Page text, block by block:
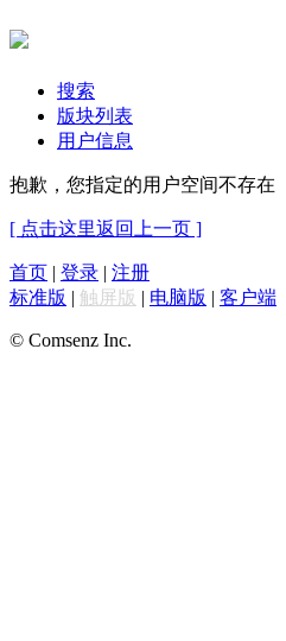
搜索
版块列表
用户信息
抱歉，您指定的用户空间不存在
[ 点击这里返回上一页 ]
首页 | 登录 | 注册
标准版 | 触屏版 | 电脑版 | 客户端
© Comsenz Inc.